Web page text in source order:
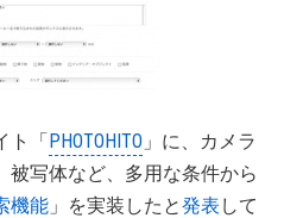
ト「PHOTOHITO 」に、カメラ
被写体など、多用な条件から
機能 」を実装したと発表 して